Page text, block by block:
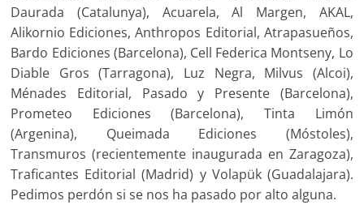
Daurada (Catalunya), Acuarela, Al Margen, AKAL,
Alikornio Ediciones, Anthropos Editorial, Atrapasueños,
Bardo Ediciones (Barcelona), Cell Federica Montseny, Lo
Diable Gros (Tarragona), Luz Negra, Milvus (Alcoi),
Ménades Editorial, Pasado y Presente (Barcelona),
Prometeo Ediciones (Barcelona), Tinta Limón
(Argenina), Queimada Ediciones (Móstoles),
Transmuros (recientemente inaugurada en Zaragoza),
Traficantes Editorial (Madrid) y Volapük (Guadalajara).
Pedimos perdón si se nos ha pasado por alto alguna.